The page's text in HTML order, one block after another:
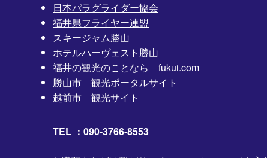
日本パラグライダー協会
福井県フライヤー連盟
スキージャム勝山
ホテルハーヴェスト勝山
福井の観光のことなら fukui.com
勝山市 観光ポータルサイト
越前市 観光サイト
TEL ：090-3766-8553